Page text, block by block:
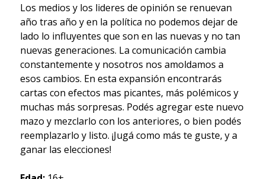
Los medios y los lideres de opinión se renuevan
año tras año y en la política no podemos dejar de
lado lo influyentes que son en las nuevas y no tan
nuevas generaciones. La comunicación cambia
constantemente y nosotros nos amoldamos a
esos cambios. En esta expansión encontrarás
cartas con efectos mas picantes, más polémicos y
muchas más sorpresas. Podés agregar este nuevo
mazo y mezclarlo con los anteriores, o bien podés
reemplazarlo y listo. ¡Jugá como más te guste, y a
ganar las elecciones!